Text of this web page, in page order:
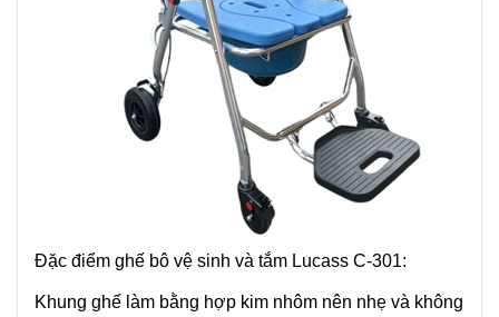
Đặc điểm ghế bô vệ sinh và tắm Lucass C-301:
Khung ghế làm bằng hợp kim nhôm nên nhẹ và không